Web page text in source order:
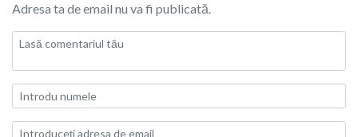
Adresa ta de email nu va fi publicată.